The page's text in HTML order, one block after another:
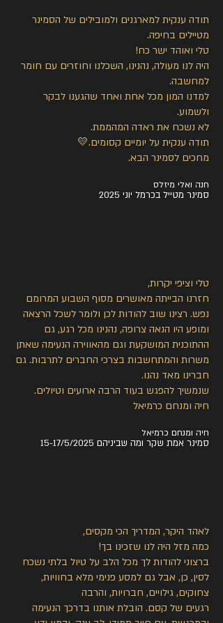
תודה ענקית למארגנים ולמובילים של הסמינר
מטיילים בחיפה.
טלי ואוהד ישר כח!
היה לנו מעולה, נהנינו, השכלנו וחוזרים עם חומר
למחשבה.
למדנו המון מכל אחת ואחד שהגענו לבקר
ולשמוע.
לא נשכח את ראדה המהממת.
תודה ענקית על יומיים קסומים.💛
מחכים לסמינר הבא.
חנה ואלי מיזלס
סמינר מטייל בכרמל יוני 2025
טלי וציפי יקרות,
חזרנו הבייתה מאושרים מסוף השבוע המרומם
נפש. רצינו שוב להודות לכן ולומר לשכל הרצאה
ומופע היו הנאה צרופה, נהנינו מכל רגע, גם
ההתוכנית המושקעת וגם מהאווירה הנעימה שאתן
משרות והמתחשבות בצרכי החברים לתרבות. גם
חברינו מאד נהנו.
שנמשיך להפגש בעוד הרבה ארועים וטיולים.
חיה ומנחם כרמיאל
חיה ומנחם כרמיאל
סמינר אמת שקר ומה שביניהם 15-17/5/2025
לאהד היקר, המדריך הכי מקסים,
כמה מזל היה לנו שזכינו בך!
‎ברצוני להודות לך מכל הלב על טיול בלתי נשכח
לסין, כן, אבל גם למסע פנימי מלא בחוויות,
צחוקים, גילויים, חברויות, והרבה
‎רגעים של קסם. הובלת אותנו בדרכך הנעימה